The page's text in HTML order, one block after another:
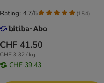
CHF 41.50
CHF 3.32 / kg
CHF 39.43
Rating: 4.7/5 (154)